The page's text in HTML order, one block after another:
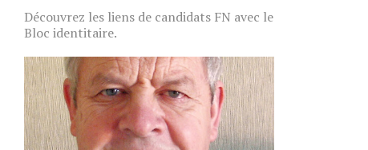
Découvrez les liens de candidats FN avec le
Bloc identitaire.